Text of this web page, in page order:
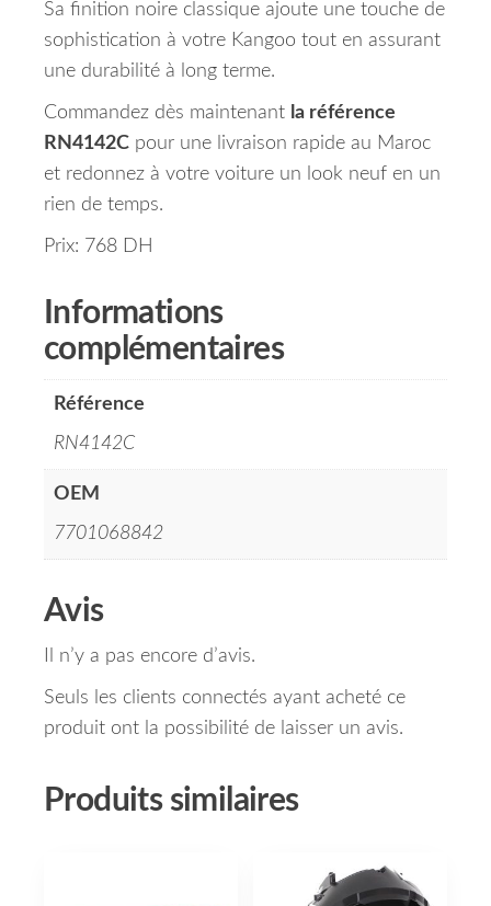
Sa finition noire classique ajoute une touche de
sophistication à votre Kangoo tout en assurant
une durabilité à long terme.
Commandez dès maintenant la référence
RN4142C pour une livraison rapide au Maroc
et redonnez à votre voiture un look neuf en un
rien de temps.
Prix: 768 DH
Informations
complémentaires
Référence
RN4142C
OEM
7701068842
Avis
Il n’y a pas encore d’avis.
Seuls les clients connectés ayant acheté ce
produit ont la possibilité de laisser un avis.
Produits similaires